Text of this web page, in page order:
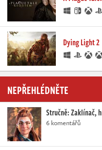
Dying Light 2
NEPŘEHLÉDNĚTE
Stručně: Zaklínač,
6 komentářů